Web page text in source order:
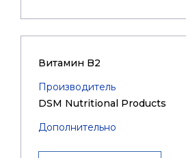
Витамин B2
Производитель
DSM Nutritional Products
Дополнительно